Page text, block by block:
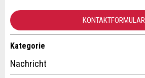
Allgemeines Feedback
Anzeige nicht mehr gültig
Anzeige unvollständig
KONTAKTFORMULAR
Kontakt
Kategorie
Nachricht